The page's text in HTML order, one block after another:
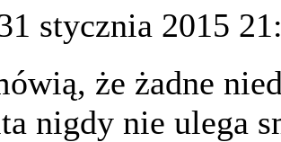
stycznia 2015
że żadne
nigdy nie ulega